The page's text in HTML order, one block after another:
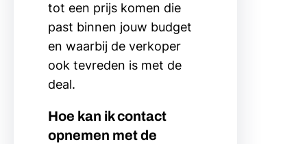
tot een prijs komen die
past binnen jouw budget
en waarbij de verkoper
ook tevreden is met de
deal.
Hoe kan ik contact
opnemen met de